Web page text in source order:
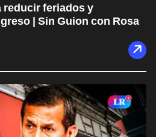
reducir feriados y
| Sin Guion con Rosa